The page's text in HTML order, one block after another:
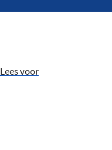
Lees voor